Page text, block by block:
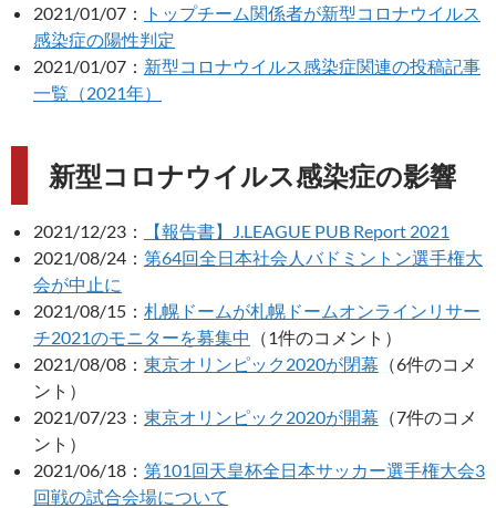
2021/01/07：
トップチーム関係者が新型コロナウイルス
感染症の陽性判定
2021/01/07： 新型コロナウイルス感染症関連の投稿記事
一覧（2021年）
新型コロナウイルス感染症の影響
2021/12/23：
【報告書】J.LEAGUE PUB Report 2021
2021/08/24： 第64回全日本社会人バドミントン選手権大
会が中止に
2021/08/15： 札幌ドームが札幌ドームオンラインリサー
チ2021のモニターを募集中
（1件のコメント）
2021/08/08： 東京オリンピック2020が閉幕 （6件のコメ
ント）
2021/07/23： 東京オリンピック2020が開幕 （7件のコメ
ント）
2021/06/18： 第101回天皇杯全日本サッカー選手権大会3
回戦の試合会場について